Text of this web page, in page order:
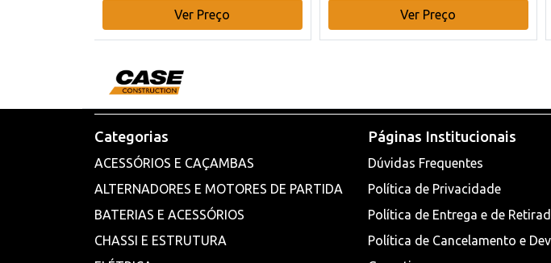
Ver Preço
Ver Preço
Categorias
ACESSÓRIOS E CAÇAMBAS
ALTERNADORES E MOTORES DE PARTIDA
BATERIAS E ACESSÓRIOS
CHASSI E ESTRUTURA
Páginas Institucionais
Dúvidas Frequentes
Política de Privacidade
Política de Entrega e de
Política de Cancelamento e